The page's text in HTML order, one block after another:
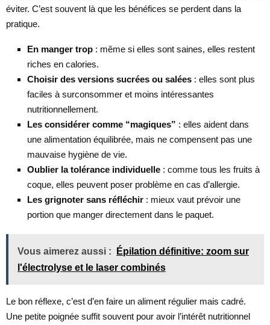
éviter. C’est souvent là que les bénéfices se perdent dans la
pratique.
En manger trop : même si elles sont saines, elles restent
riches en calories.
Choisir des versions sucrées ou salées : elles sont plus
faciles à surconsommer et moins intéressantes
nutritionnellement.
Les considérer comme “magiques” : elles aident dans
une alimentation équilibrée, mais ne compensent pas une
mauvaise hygiène de vie.
Oublier la tolérance individuelle : comme tous les fruits à
coque, elles peuvent poser problème en cas d’allergie.
Les grignoter sans réfléchir : mieux vaut prévoir une
portion que manger directement dans le paquet.
Vous aimerez aussi :
Épilation définitive: zoom sur
l'électrolyse et le laser combinés
Le bon réflexe, c’est d’en faire un aliment régulier mais cadré.
Une petite poignée suffit souvent pour avoir l’intérêt nutritionnel